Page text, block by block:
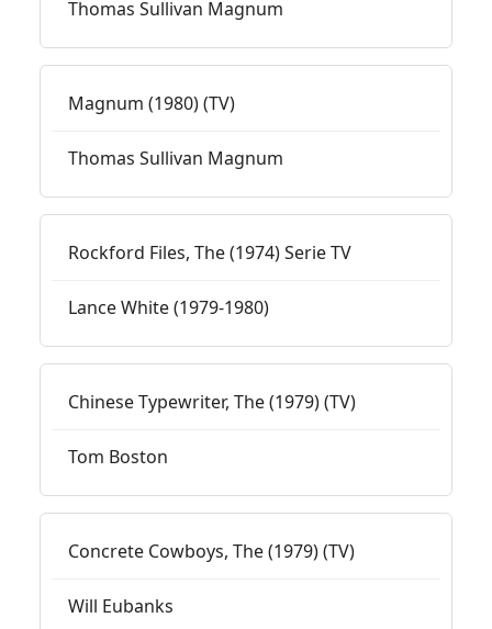
Thomas Sullivan Magnum
Magnum (1980) (TV)
Thomas Sullivan Magnum
Rockford Files, The (1974) Serie TV
Lance White (1979-1980)
Chinese Typewriter, The (1979) (TV)
Tom Boston
Concrete Cowboys, The (1979) (TV)
Will Eubanks